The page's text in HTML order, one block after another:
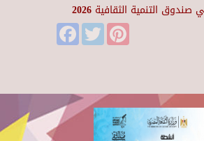
التنمية الثقافية 2026
FacebookTwitter